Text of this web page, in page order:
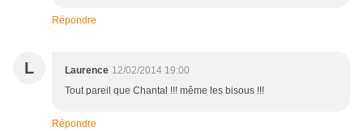
Répondre
L Laurence 12/02/2014 19:00
Tout pareil que Chantal !!! même les bisous !!!
Répondre